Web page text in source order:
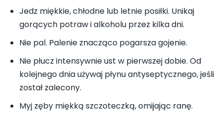
Jedz miękkie, chłodne lub letnie posiłki. Unikaj
gorących potraw i alkoholu przez kilka dni.
Nie pal. Palenie znacząco pogarsza gojenie.
Nie płucz intensywnie ust w pierwszej dobie. Od
kolejnego dnia używaj płynu antyseptycznego, jeśli
został zalecony.
Myj zęby miękką szczoteczką, omijając ranę.